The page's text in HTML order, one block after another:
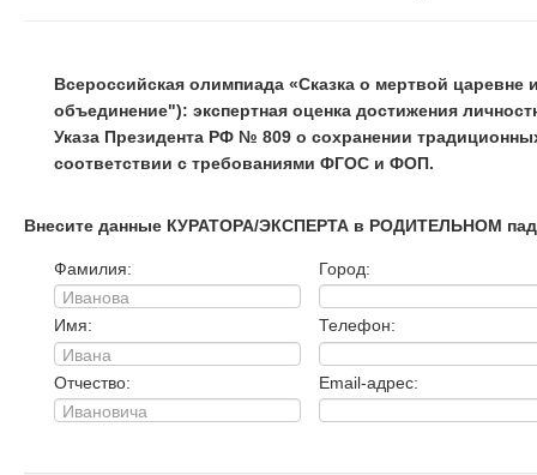
Всероссийская олимпиада «Сказка о мертвой
объединение"): экспертная оценка достижения
Указа Президента РФ № 809 о сохранении
соответствии с требованиями ФГОС и ФОП.
Внесите данные КУРАТОРА/ЭКСПЕРТА в РОДИТЕЛЬНОМ
Фамилия:
Имя:
Отчество:
Город:
Телефон:
Email-адрес: